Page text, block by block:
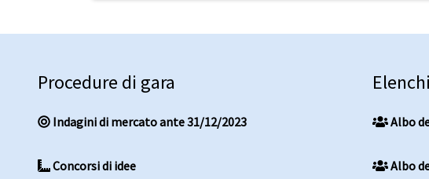
Procedure di gara
Indagini di mercato ante 31/12/2023
Concorsi di idee
Albo
Albo